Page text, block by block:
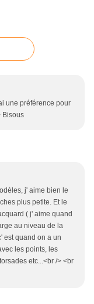
une préférence pour
Bisous
j' aime bien le
plus petite. Et le
( j' aime quand
au niveau de la
est quand on a un
les points, les
etc...<br /> <br